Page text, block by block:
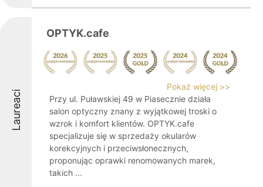
Laureaci
OPTYK.cafe
Pokaż więcej >>
Przy ul. Puławskiej 49 w Piasecznie działa
salon optyczny znany z wyjątkowej troski o
wzrok i komfort klientów. OPTYK.cafe
specjalizuje się w sprzedaży okularów
korekcyjnych i przeciwsłonecznych,
proponując oprawki renomowanych marek,
takich ...